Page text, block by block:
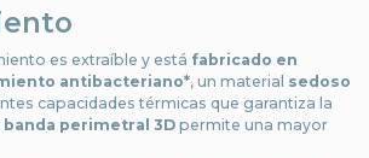
es extraíble y está fabricado en
antibacteriano*, un material sedoso
capacidades térmicas que garantiza la
banda perimetral 3D permite una mayor